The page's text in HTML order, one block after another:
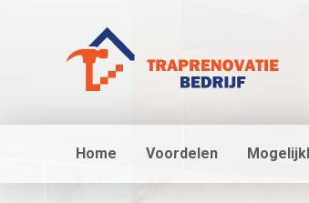
Home Voordelen